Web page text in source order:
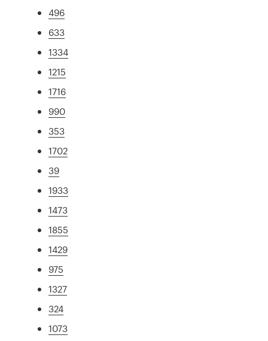
496
633
1334
1215
1716
990
353
1702
39
1933
1473
1855
1429
975
1327
324
1073